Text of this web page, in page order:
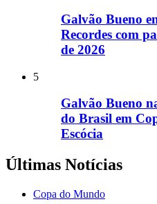
Galvão Bueno
Recordes com
de 2026
5
Galvão Bueno
do Brasil em
Escócia
Últimas Notícias
Copa do Mundo